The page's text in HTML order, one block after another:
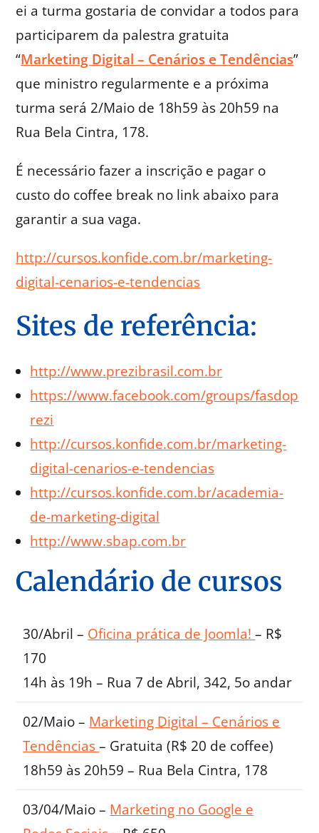
ei a turma gostaria de convidar a todos para
participarem da palestra gratuita
“Marketing Digital – Cenários e Tendências”
que ministro regularmente e a próxima
turma será 2/Maio de 18h59 às 20h59 na
Rua Bela Cintra, 178.
É necessário fazer a inscrição e pagar o
custo do coffee break no link abaixo para
garantir a sua vaga.
http://cursos.konfide.com.br/marketing-
digital-cenarios-e-tendencias
Sites de referência:
http://www.prezibrasil.com.br
https://www.facebook.com/groups/fasdop
rezi
http://cursos.konfide.com.br/marketing-
digital-cenarios-e-tendencias
http://cursos.konfide.com.br/academia-
de-marketing-digital
http://www.sbap.com.br
Calendário de cursos
30/Abril – Oficina prática de Joomla!– R$
170
14h às 19h – Rua 7 de Abril, 342, 5o andar
02/Maio – Marketing Digital – Cenários e
Tendências– Gratuita (R$ 20 de coffee)
18h59 às 20h59 – Rua Bela Cintra, 178
03/04/Maio – Marketing no Google e